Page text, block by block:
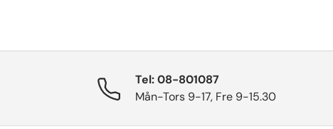
Tel: 08-801087
Mån-Tors 9-17, Fre 9-15.30